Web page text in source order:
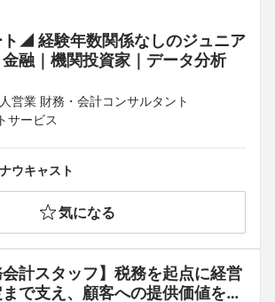
◢ 経験年数関係なしのジュニア
融｜機関投資家｜データ分析
営業 財務・会計コンサルタント
サービス
ウキャスト
気になる
会計スタッフ】税務を起点に経営
で支え、顧客への提供価値を広